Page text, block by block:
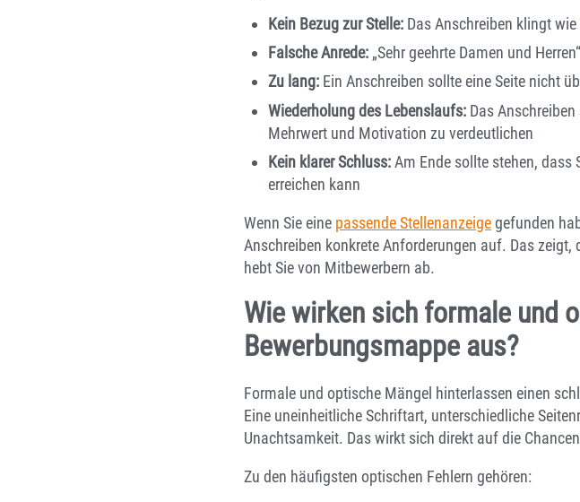
Kein Bezug zur Stelle: Das Anschreiben klingt
Falsche Anrede: „Sehr geehrte Damen und
Zu lang: Ein Anschreiben sollte eine Seite nicht
Wiederholung des Lebenslaufs: Das
Mehrwert und Motivation zu verdeutlichen
Kein klarer Schluss:Am Ende sollte stehen, dass
erreichen kann
Wenn Sie eine passende Stellenanzeige gefunden
Anschreiben konkrete Anforderungen auf. Das
hebt Sie von Mitbewerbern ab.
Wie wirken sich formale und
Bewerbungsmappe aus?
Formale und optische Mängel hinterlassen einen
Eine uneinheitliche Schriftart, unterschiedliche
Unachtsamkeit. Das wirkt sich direkt auf die
Zu den häufigsten optischen Fehlern gehören: